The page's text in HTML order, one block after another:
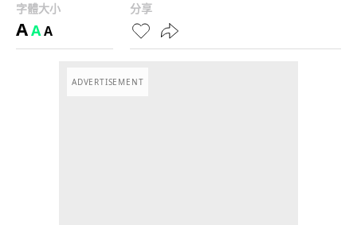
字體大小
AAA
分享
ADVERTISEMENT